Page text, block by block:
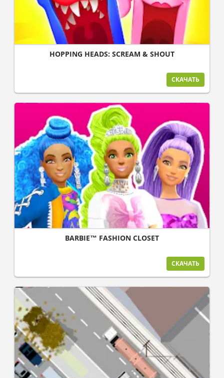
HOPPING HEADS: SCREAM & SHOUT
СКАЧАТЬ
BARBIE™ FASHION CLOSET
СКАЧАТЬ